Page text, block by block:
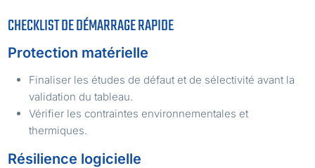
CHECKLIST DE DÉMARRAGE RAPIDE
Protection matérielle
Finaliser les études de défaut et de sélectivité avant la
validation du tableau.
Vérifier les contraintes environnementales et
thermiques.
Résilience logicielle